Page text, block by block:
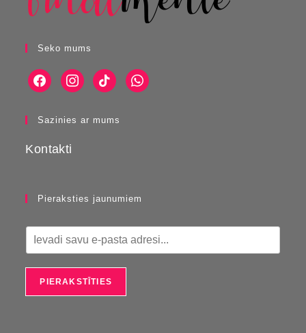
Seko mums
Sazinies ar mums
Kontakti
Pieraksties jaunumiem
m
PIERAKSTĪTIES